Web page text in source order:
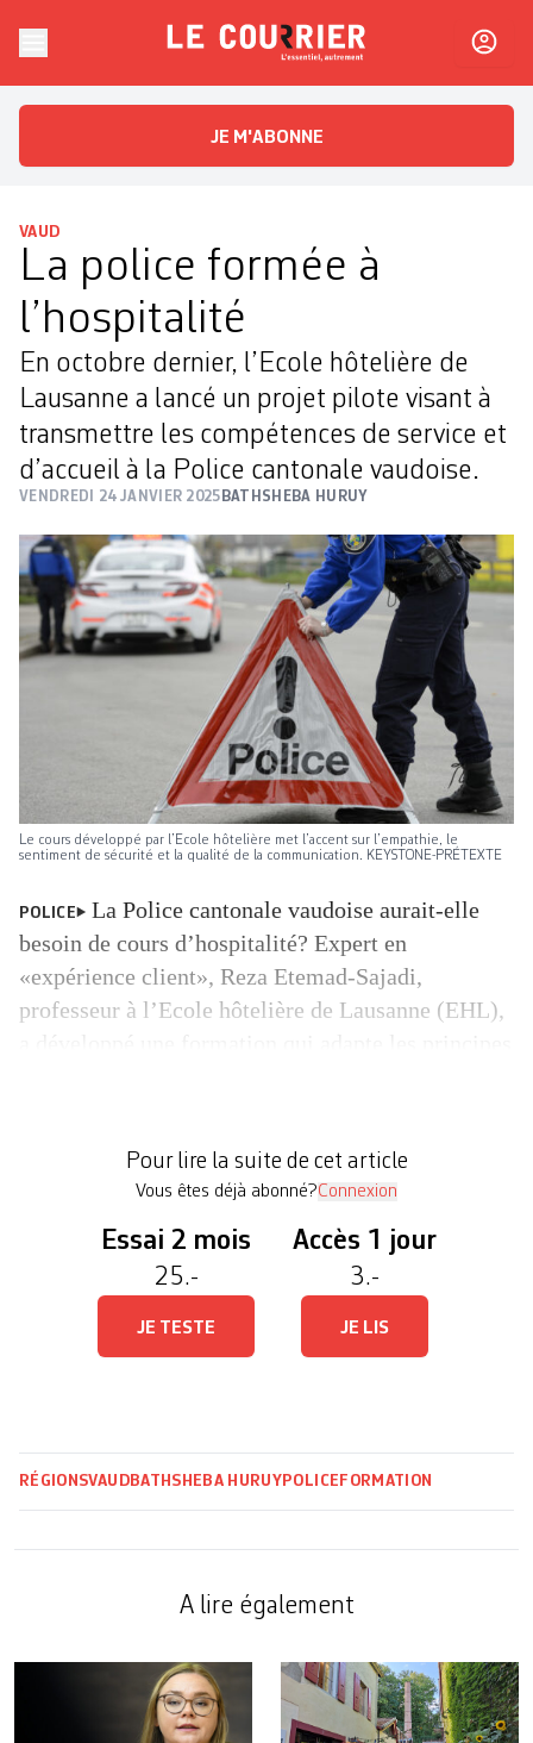
Le CourrierL'essentiel, autrement
JE M'ABONNE
VAUD
La police formée à
l’hospitalité
En octobre dernier, l’Ecole hôtelière de
Lausanne a lancé un projet pilote visant à
transmettre les compétences de service et
d’accueil à la Police cantonale vaudoise.
VENDREDI 24 JANVIER 2025 BATHSHEBA HURUY
Le cours développé par l’Ecole hôtelière met l’accent sur l’empathie, le
sentiment de sécurité et la qualité de la communication. KEYSTONE-PRÉTEXTE
POLICE
La Police cantonale vaudoise aurait-elle
besoin de cours d’hospitalité? Expert en
«expérience client», Reza Etemad-Sajadi,
professeur à l’Ecole hôtelière de Lausanne (EHL),
police. Comme […]
Pour lire la suite de cet article
Vous êtes déjà abonné?Connexion
Essai 2 mois
25.-
JE TESTE
Accès 1 jour
3.-
JE LIS
RÉGIONSVAUDBATHSHEBA HURUY POLICE FORMATION
A lire également